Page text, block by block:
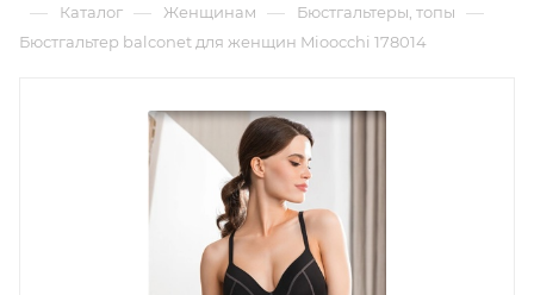
— Каталог — Женщинам — Бюстгальтеры, топы —
Бюстгальтер balconet для женщин Mioocchi 178014